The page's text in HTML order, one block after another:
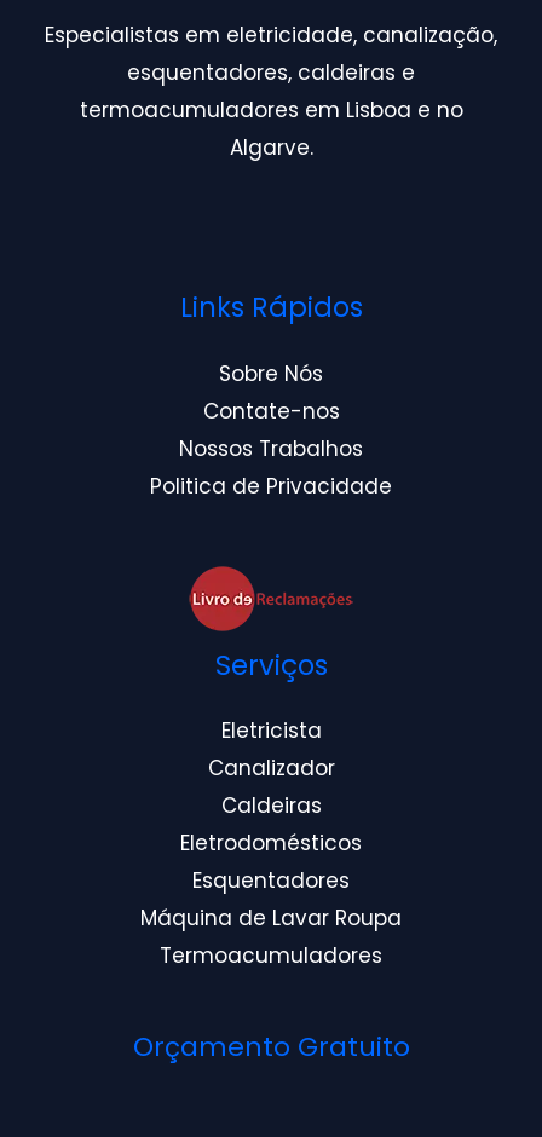
Especialistas em eletricidade, canalização,
esquentadores, caldeiras e
termoacumuladores em Lisboa e no
Algarve.
Links Rápidos
Sobre Nós
Contate-nos
Nossos Trabalhos
Politica de Privacidade
Serviços
Eletricista
Canalizador
Caldeiras
Eletrodomésticos
Esquentadores
Máquina de Lavar Roupa
Termoacumuladores
Orçamento Gratuito